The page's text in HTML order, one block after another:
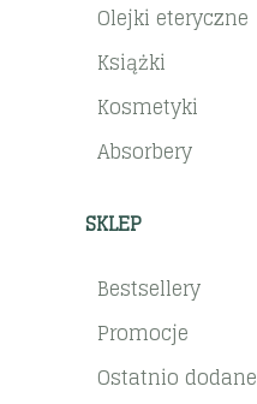
Olejki eteryczne
Książki
Kosmetyki
Absorbery
SKLEP
Bestsellery
Promocje
Ostatnio dodane